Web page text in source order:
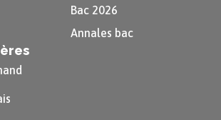
Bac 2026
Annales bac